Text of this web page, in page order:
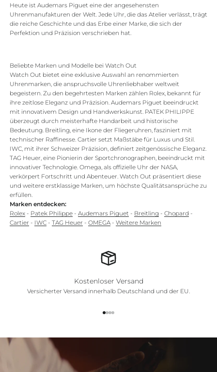
Heute ist Audemars Piguet eine der angesehensten
Uhrenmanufakturen der Welt. Jede Uhr, die das Atelier verlässt, trägt
die reiche Geschichte und das Erbe einer Marke, die sich der
Perfektion und Präzision verschrieben hat.
Beliebte Marken und Modelle bei Watch Out
Watch Out bietet eine exklusive Auswahl an renommierten
Uhrenmarken, die anspruchsvolle Uhrenliebhaber weltweit
begeistern. Zu den begehrtesten Marken zählen Rolex, bekannt für
ihre zeitlose Eleganz und Präzision. Audemars Piguet beeindruckt
mit innovativem Design und Handwerkskunst. PATEK PHILIPPE
überzeugt durch meisterhafte Handarbeit und historische
Bedeutung. Breitling, eine Ikone der Fliegeruhren, fasziniert mit
technischer Raffinesse. Cartier setzt Maßstäbe für Luxus und Stil.
IWC, mit ihrer Schweizer Präzision, definiert zeitgenössische Eleganz.
TAG Heuer, eine Pionierin der Sportchronographen, beeindruckt mit
innovativer Technologie. Omega, als offizielle Uhr der NASA,
verkörpert Fortschritt und Abenteuer. Watch Out präsentiert diese
und weitere erstklassige Marken, um höchste Qualitätsansprüche zu
erfüllen.
Marken entdecken:
Rolex - Patek Philippe - Audemars Piguet - Breitling - Chopard -
Cartier - IWC - TAG Heuer - OMEGA - Weitere Marken
Kostenloser Versand
Versicherter Versand innerhalb Deutschland und der EU.
Gehe zu Element 1
Gehe zu Element 2
Gehe zu Element 3
Gehe zu Element 4